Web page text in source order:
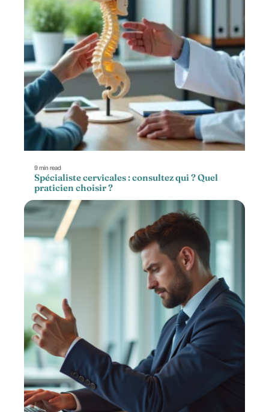
9 min read
Spécialiste cervicales : consultez qui ? Quel
praticien choisir ?